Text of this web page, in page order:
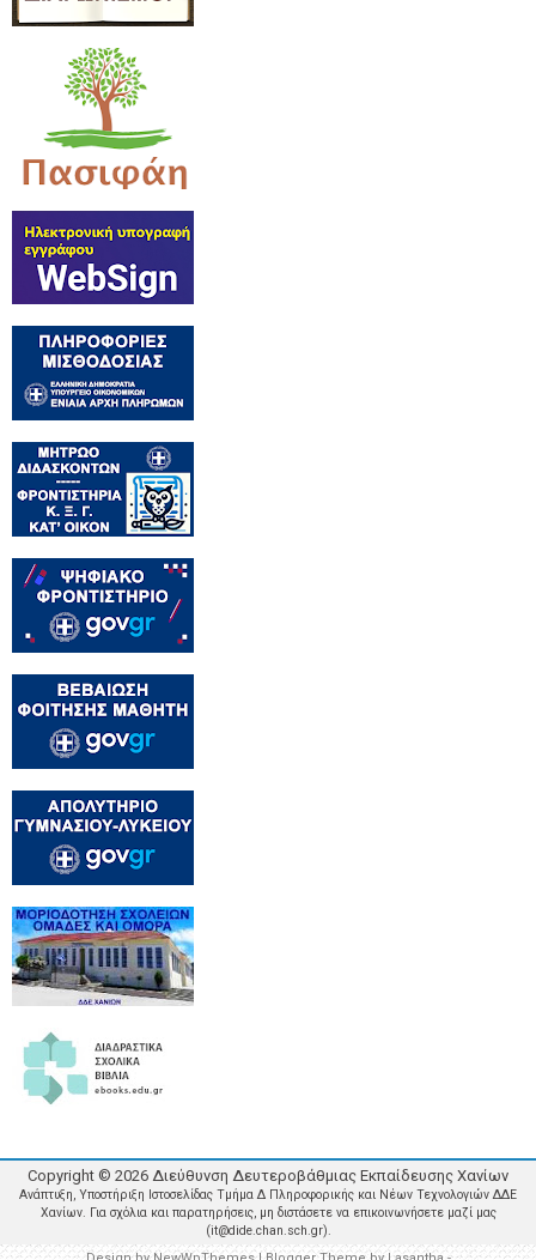
Copyright © 2026 Διεύθυνση Δευτεροβάθμιας Εκπαίδευσης Χανίων
Ανάπτυξη, Υποστήριξη Ιστοσελίδας Τμήμα Δ Πληροφορικής και Νέων Τεχνολογιών ΔΔΕ
Χανίων. Για σχόλια και παρατηρήσεις, μη διστάσετε να επικοινωνήσετε μαζί μας
(it@dide.chan.sch.gr).